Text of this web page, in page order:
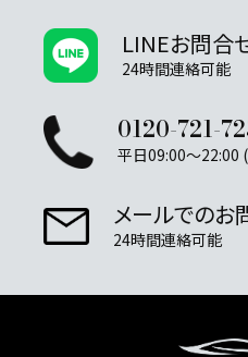
LINEお問合
24時間連絡可能
0120-721-
平日09:00～22:00
メールでのお
24時間連絡可能